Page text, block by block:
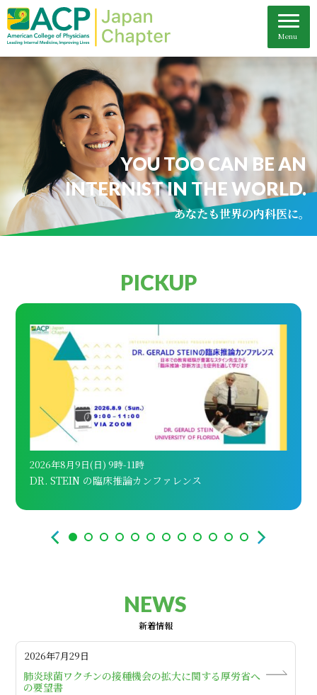
YOU TOO CAN BE AN
INTERNIST IN THE WORLD.
あなたも世界の内科医に。
PICKUP
2026年8月9日(日) 9時-11時
DR. STEIN の臨床推論カンファレンス
NEWS
新着情報
2026年7月29日
肺炎球菌ワクチンの接種機会の拡大に関する厚労省へ
の要望書